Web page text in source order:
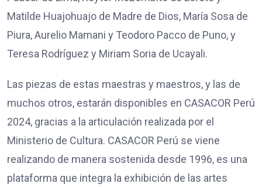
Matilde Huajohuajo de Madre de Dios, María Sosa de
Piura, Aurelio Mamani y Teodoro Pacco de Puno, y
Teresa Rodríguez y Miriam Soria de Ucayali.
Las piezas de estas maestras y maestros, y las de
muchos otros, estarán disponibles en CASACOR Perú
2024, gracias a la articulación realizada por el
Ministerio de Cultura. CASACOR Perú se viene
realizando de manera sostenida desde 1996, es una
plataforma que integra la exhibición de las artes